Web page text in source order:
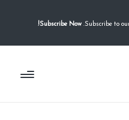
Subscribe Now!